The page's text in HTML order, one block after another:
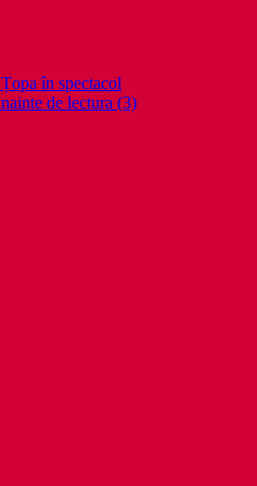
în spectacol
de lectura (3)